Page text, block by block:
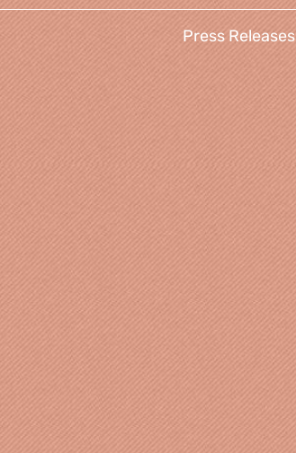
Press